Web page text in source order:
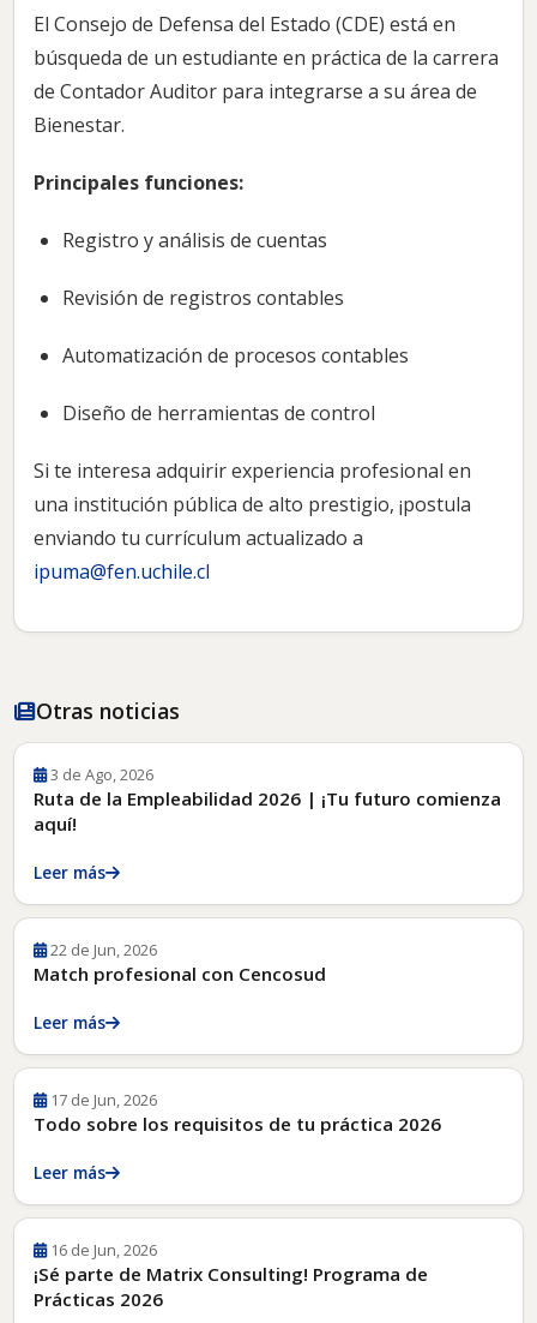
El Consejo de Defensa del Estado (CDE) está en
búsqueda de un estudiante en práctica de la carrera
de Contador Auditor para integrarse a su área de
Bienestar.
Principales funciones:
Registro y análisis de cuentas
Revisión de registros contables
Automatización de procesos contables
Diseño de herramientas de control
Si te interesa adquirir experiencia profesional en
una institución pública de alto prestigio, ¡postula
enviando tu currículum actualizado a
ipuma@fen.uchile.cl
Otras noticias
3 de Ago, 2026
Ruta de la Empleabilidad 2026 | ¡Tu futuro comienza
aquí!
Leer más
22 de Jun, 2026
Match profesional con Cencosud
Leer más
17 de Jun, 2026
Todo sobre los requisitos de tu práctica 2026
Leer más
16 de Jun, 2026
¡Sé parte de Matrix Consulting! Programa de
Prácticas 2026